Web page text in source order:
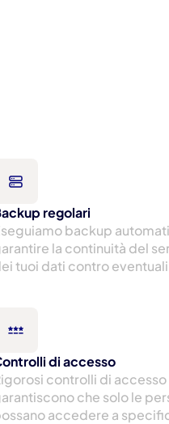
regolari
backup
la continuità del
tuoi dati contro
di accesso
controlli di accesso
che solo le
accedere a